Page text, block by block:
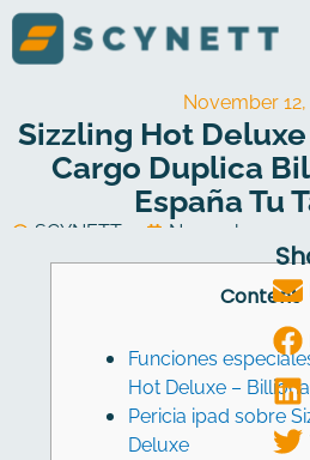
Skip
content
November 12,
Sizzling Hot
Cargo Duplica
España Tu
SCYNETT
November 12,
Software Development
Content
Funciones
Hot Deluxe –
Pericia ipad sobre
Deluxe